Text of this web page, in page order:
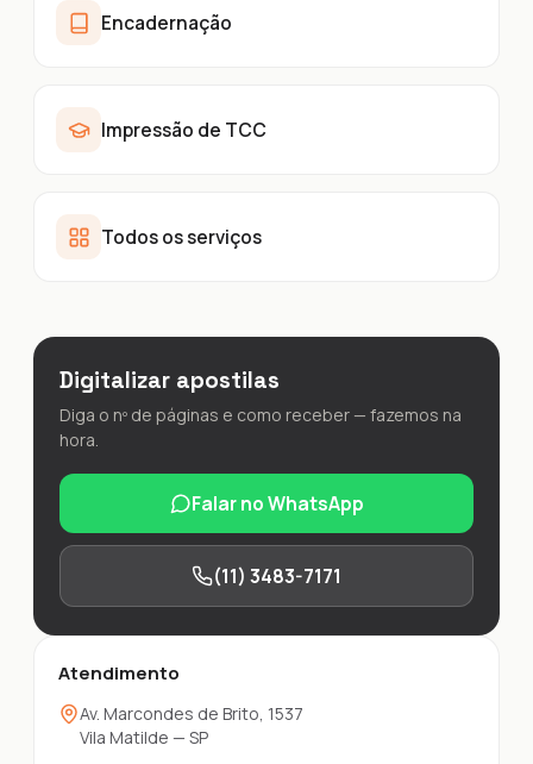
Encadernação
Impressão de TCC
Todos os serviços
Digitalizar apostilas
Diga o nº de páginas e como receber — fazemos na
hora.
Falar no WhatsApp
(11) 3483-7171
Atendimento
Av. Marcondes de Brito, 1537
Vila Matilde — SP